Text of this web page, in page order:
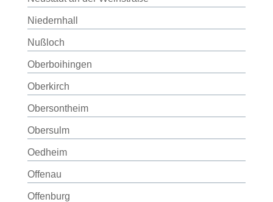
Niedernhall
Nußloch
Oberboihingen
Oberkirch
Obersontheim
Obersulm
Oedheim
Offenau
Offenburg